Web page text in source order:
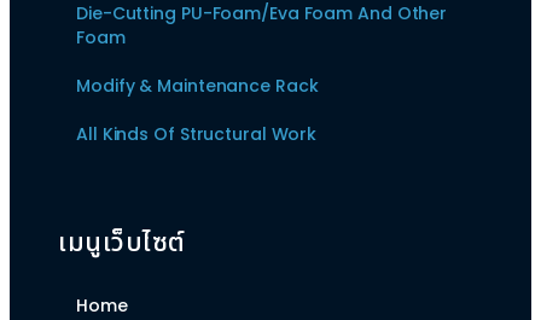
Die-Cutting PU-Foam/Eva Foam And Other
Foam
Modify & Maintenance Rack
All Kinds Of Structural Work
เมนูเว็บไซต์
Home